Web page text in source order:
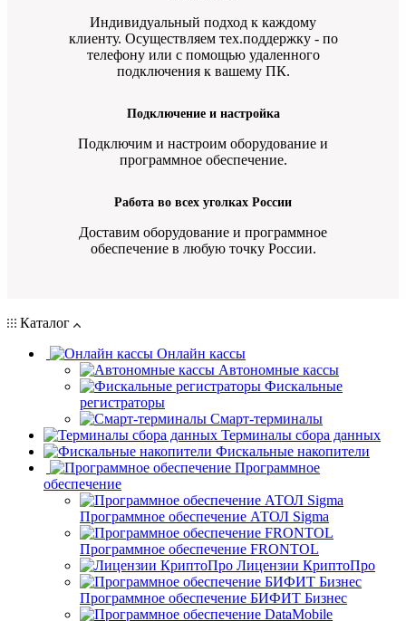
Индивидуальный подход к каждому
клиенту. Осуществляем тех.поддержку - по
телефону или с помощью удаленного
подключения к вашему ПК.
Подключение и настройка
Подключим и настроим оборудование и
программное обеспечение.
Работа во всех уголках России
Доставим оборудование и программное
обеспечение в любую точку России.
Каталог
Онлайн кассы
Автономные кассы
Фискальные
регистраторы
Смарт-терминалы
Терминалы сбора данных
Фискальные накопители
Программное
обеспечение
Программное обеспечение АТОЛ Sigma
Программное обеспечение FRONTOL
Лицензии КриптоПро
Программное обеспечение БИФИТ Бизнес